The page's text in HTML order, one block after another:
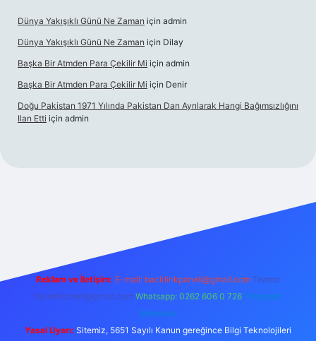
Dünya Yakışıklı Günü Ne Zaman için admin
Dünya Yakışıklı Günü Ne Zaman için Dilay
Başka Bir Atmden Para Çekilir Mi için admin
Başka Bir Atmden Para Çekilir Mi için Denir
Doğu Pakistan 1971 Yılında Pakistan Dan Ayrılarak Hangi Bağımsızlığını
Ilan Etti için admin
Reklam ve İletişim: E-mail: backlinkpaneli@gmail.com Teams:
forumhizmeti@gmail.com Whatsapp: 0262 606 0 726 Telegram:
@karabul
Yasal Uyarı: Sitemiz, 5651 Sayılı Kanun gereğince Bilgi Teknolojileri